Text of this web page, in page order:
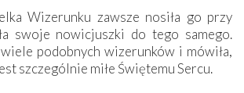
Wizerunku zawsze nosiła go przy
swoje nowicjuszki do tego samego.
wiele podobnych wizerunków i mówiła,
szczególnie miłe Świętemu Sercu.